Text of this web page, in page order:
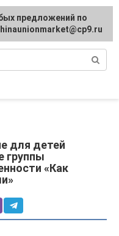
для детей
группы
«Как
предложений по
предложений по